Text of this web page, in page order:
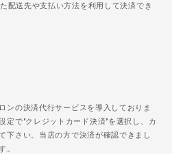
配送先や支払い方法を利用して決済でき
ンの決済代行サービスを導入しておりま
定で"クレジットカード決済"を選択し、カ
下さい。当店の方で決済が確認できまし
。